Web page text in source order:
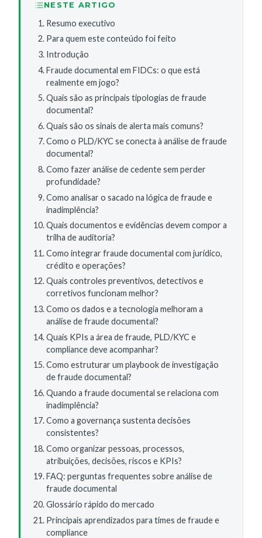
NESTE ARTIGO
Resumo executivo
Para quem este conteúdo foi feito
Introdução
Fraude documental em FIDCs: o que está
realmente em jogo?
Quais são as principais tipologias de fraude
documental?
Quais são os sinais de alerta mais comuns?
Como o PLD/KYC se conecta à análise de fraude
documental?
Como fazer análise de cedente sem perder
profundidade?
Como analisar o sacado na lógica de fraude e
inadimplência?
Quais documentos e evidências devem compor a
trilha de auditoria?
Como integrar fraude documental com jurídico,
crédito e operações?
Quais controles preventivos, detectivos e
corretivos funcionam melhor?
Como os dados e a tecnologia melhoram a
análise de fraude documental?
Quais KPIs a área de fraude, PLD/KYC e
compliance deve acompanhar?
Como estruturar um playbook de investigação
de fraude documental?
Quando a fraude documental se relaciona com
inadimplência?
Como a governança sustenta decisões
consistentes?
Como organizar pessoas, processos,
atribuições, decisões, riscos e KPIs?
FAQ: perguntas frequentes sobre análise de
fraude documental
Glossário rápido do mercado
Principais aprendizados para times de fraude e
compliance